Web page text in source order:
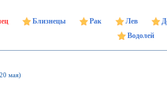
Близнецы Рак Лев
Водолей
мая)